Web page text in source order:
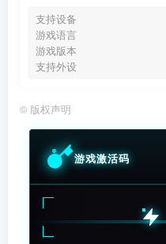
支持设备
游戏语言
游戏版本
支持外设
© 版权声明
游戏激活码